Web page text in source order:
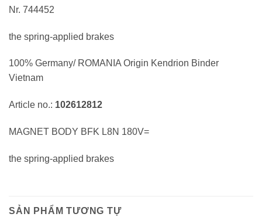
Nr. 744452
the spring-applied brakes
100% Germany/ ROMANIA Origin Kendrion Binder
Vietnam
Article no.: 102612812
MAGNET BODY BFK L8N 180V=
the spring-applied brakes
SẢN PHẨM TƯƠNG TỰ